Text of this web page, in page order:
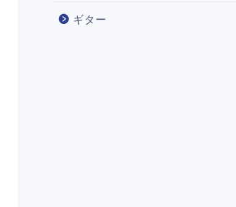
ギター